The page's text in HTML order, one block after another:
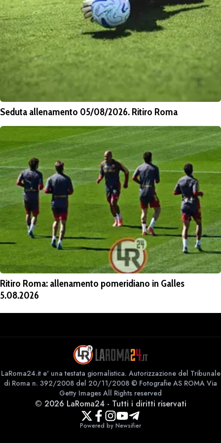
Seduta allenamento 05/08/2026. Ritiro Roma
Ritiro Roma: allenamento pomeridiano in Galles
5.08.2026
LaRoma24.it e' una testata giornalistica. Autorizzazione del Tribunale
di Roma n. 392/2008 del 20/11/2008 © Fotografie AS ROMA Via
Getty Images All Rights reserved
© 2026 LaRoma24- Tutti i diritti riservati
Powered by Newsifier